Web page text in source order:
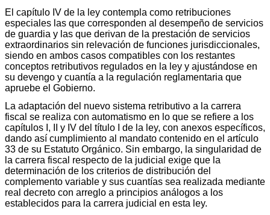
El capítulo IV de la ley contempla como retribuciones
especiales las que corresponden al desempeño de servicios
de guardia y las que derivan de la prestación de servicios
extraordinarios sin relevación de funciones jurisdiccionales,
siendo en ambos casos compatibles con los restantes
conceptos retributivos regulados en la ley y ajustándose en
su devengo y cuantía a la regulación reglamentaria que
apruebe el Gobierno.
La adaptación del nuevo sistema retributivo a la carrera
fiscal se realiza con automatismo en lo que se refiere a los
capítulos I, II y IV del título I de la ley, con anexos específicos,
dando así cumplimiento al mandato contenido en el artículo
33 de su Estatuto Orgánico. Sin embargo, la singularidad de
la carrera fiscal respecto de la judicial exige que la
determinación de los criterios de distribución del
complemento variable y sus cuantías sea realizada mediante
real decreto con arreglo a principios análogos a los
establecidos para la carrera judicial en esta ley.